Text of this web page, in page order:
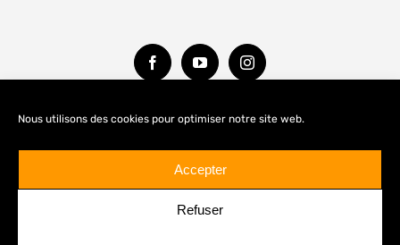
Nous utilisons des cookies pour optimiser notre site web.
Accepter
Refuser
MENTIONS LÉGALES